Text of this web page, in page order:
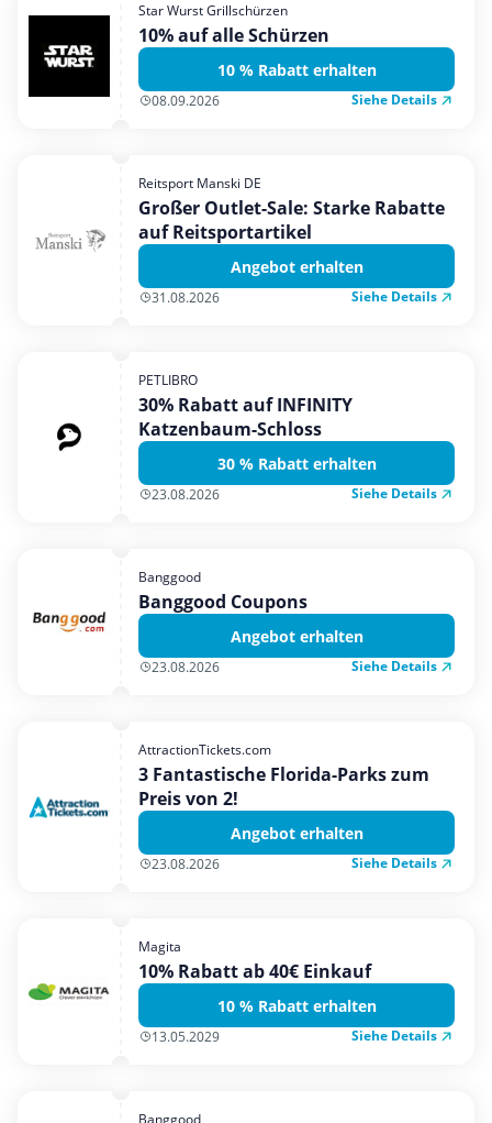
Mobilfunk & Internet
Mode & Accessoires
Shopping
Urlaub & Reise
Star Wurst Grillschürzen
10% auf alle Schürzen
10 % Rabatt erhalten
08.09.2026 Siehe Details
Reitsport Manski DE
Großer Outlet-Sale: Starke Rabatte
auf Reitsportartikel
Angebot erhalten
31.08.2026 Siehe Details
PETLIBRO
30% Rabatt auf INFINITY
Katzenbaum-Schloss
30 % Rabatt erhalten
23.08.2026 Siehe Details
Banggood
Banggood Coupons
Angebot erhalten
23.08.2026 Siehe Details
AttractionTickets.com
3 Fantastische Florida-Parks zum
Preis von 2!
Angebot erhalten
23.08.2026 Siehe Details
Magita
10% Rabatt ab 40€ Einkauf
10 % Rabatt erhalten
13.05.2029 Siehe Details
Banggood